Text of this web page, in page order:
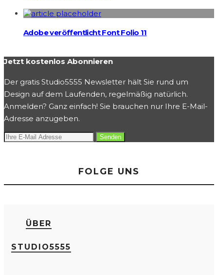
Adobe veröffentlicht Font Folio 11
Jetzt kostenlos Abonnieren
Der gratis Studio5555 Newsletter hält Sie rund um
Design auf dem Laufenden, regelmäßig natürlich.
Anmelden? Ganz einfach! Sie brauchen nur Ihre E-Mail-
Adresse anzugeben.
FOLGE UNS
ÜBER
STUDIO5555